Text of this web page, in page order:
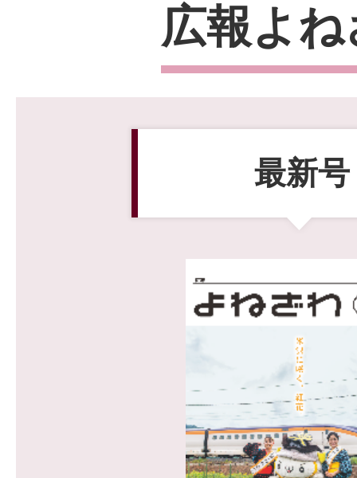
【米沢市平日夜間・休日診療
が悪くなったら
指定管理者の公募（公募要領
2026年08月04日
最高裁判決を踏まえた生活保
2026年08月04日
広報よ
最新号